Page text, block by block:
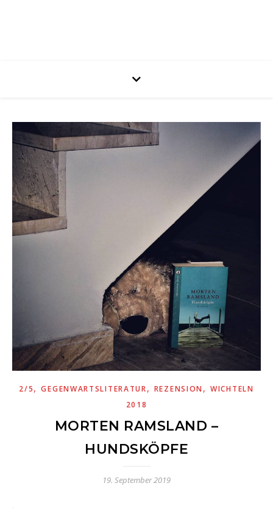
2/5,GEGENWARTSLITERATUR, REZENSION ,WICHTELN
2018
MORTEN RAMSLAND –
HUNDSKÖPFE
19. September 2019